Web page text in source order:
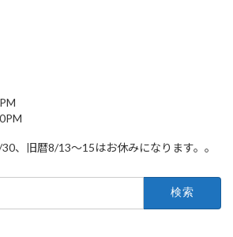
、旧暦8/13～15はお休みになります。。